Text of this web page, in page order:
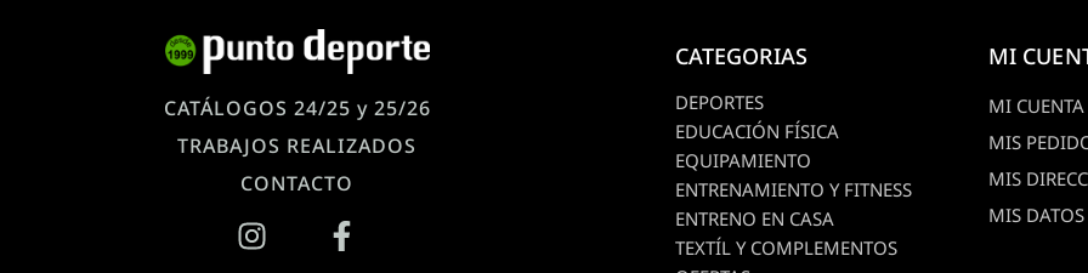
CATÁLOGOS 24/25 y 25/26
TRABAJOS REALIZADOS
CONTACTO
CATEGORIAS
DEPORTES
EDUCACIÓN FÍSICA
EQUIPAMIENTO
ENTRENAMIENTO Y FITNESS
ENTRENO EN CASA
TEXTÍL Y COMPLEMENTOS
MI
MI CUENTA
MIS
MIS
MIS DATOS